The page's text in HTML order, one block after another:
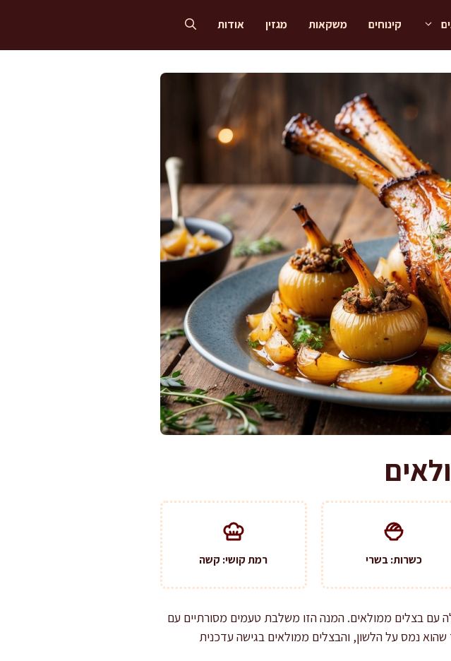
קינוחים משקאות מגזין אודות
כשרות: בשרי רמת קושי: קשה
עם בצלים ממולאים. המנה הזו משלבת טעמים מסורתיים עם
נמס על הלשון, והבצלים ממולאים בגישה עדכנית